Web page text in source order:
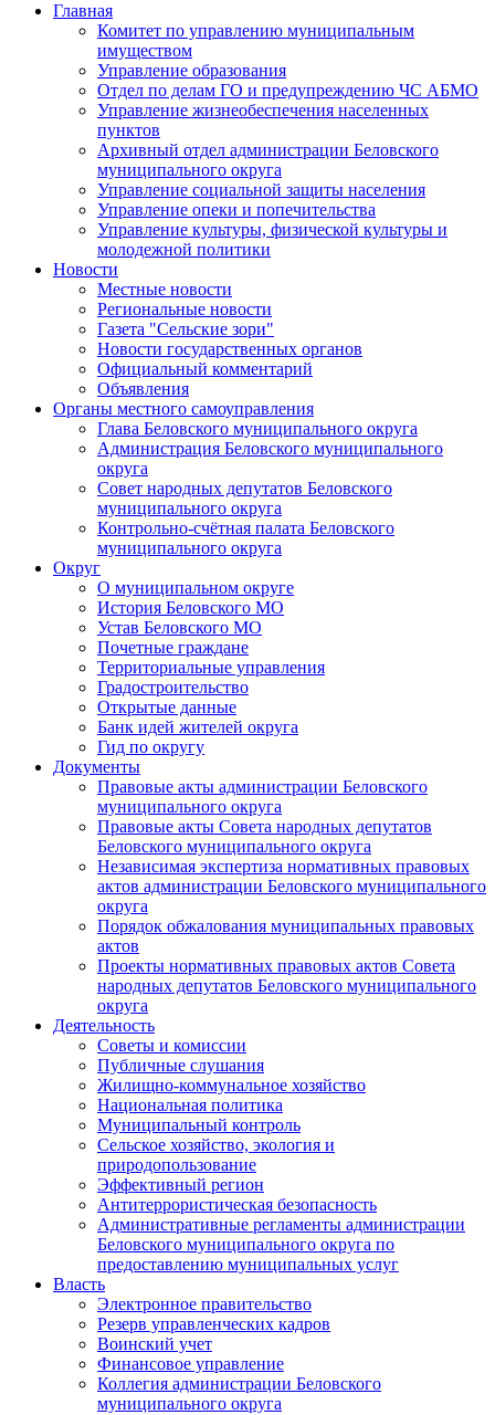
Главная
Комитет по управлению муниципальным
имуществом
Управление образования
Отдел по делам ГО и предупреждению ЧС АБМО
Управление жизнеобеспечения населенных
пунктов
Архивный отдел администрации Беловского
муниципального округа
Управление социальной защиты населения
Управление опеки и попечительства
Управление культуры, физической культуры и
молодежной политики
Новости
Местные новости
Региональные новости
Газета "Сельские зори"
Новости государственных органов
Официальный комментарий
Объявления
Органы местного самоуправления
Глава Беловского муниципального округа
Администрация Беловского муниципального
округа
Совет народных депутатов Беловского
муниципального округа
Контрольно-счётная палата Беловского
муниципального округа
Округ
О муниципальном округе
История Беловского МО
Устав Беловского МО
Почетные граждане
Территориальные управления
Градостроительство
Открытые данные
Банк идей жителей округа
Гид по округу
Документы
Правовые акты администрации Беловского
муниципального округа
Правовые акты Совета народных депутатов
Беловского муниципального округа
Независимая экспертиза нормативных правовых
актов администрации Беловского муниципального
округа
Порядок обжалования муниципальных правовых
актов
Проекты нормативных правовых актов Совета
народных депутатов Беловского муниципального
округа
Деятельность
Советы и комиссии
Публичные слушания
Жилищно-коммунальное хозяйство
Национальная политика
Муниципальный контроль
Сельское хозяйство, экология и
природопользование
Эффективный регион
Антитеррористическая безопасность
Административные регламенты администрации
Беловского муниципального округа по
предоставлению муниципальных услуг
Власть
Электронное правительство
Резерв управленческих кадров
Воинский учет
Финансовое управление
Коллегия администрации Беловского
муниципального округа